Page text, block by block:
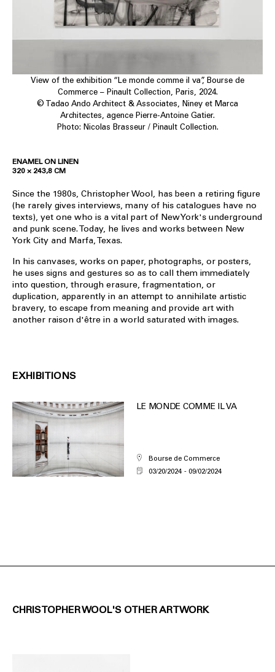
View of the exhibition “Le monde comme il va”, Bourse de
Commerce – Pinault Collection, Paris, 2024.
© Tadao Ando Architect & Associates, Niney et Marca
Architectes, agence Pierre-Antoine Gatier.
Photo: Nicolas Brasseur / Pinault Collection.
ENAMEL ON LINEN
320 × 243,8 CM
Since the 1980s, Christopher Wool, has been a retiring figure
(he rarely gives interviews, many of his catalogues have no
texts), yet one who is a vital part of New York's underground
and punk scene. Today, he lives and works between New
York City and Marfa, Texas.
In his canvases, works on paper, photographs, or posters,
he uses signs and gestures so as to call them immediately
into question, through erasure, fragmentation, or
duplication, apparently in an attempt to annihilate artistic
bravery, to escape from meaning and provide art with
another raison d'être in a world saturated with images.
EXHIBITIONS
LE MONDE COMME IL VA
Bourse de Commerce
03/20/2024
09/02/2024
CHRISTOPHER WOOL'S OTHER ARTWORK